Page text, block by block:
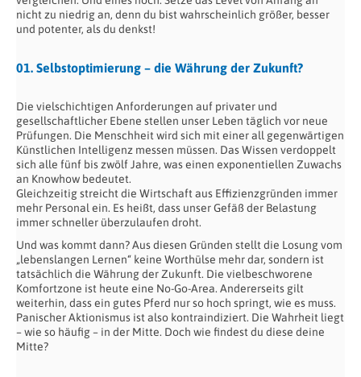
nicht zu niedrig an, denn du bist wahrscheinlich größer, besser
und potenter, als du denkst!
01. Selbstoptimierung – die Währung der Zukunft?
Die vielschichtigen Anforderungen auf privater und
gesellschaftlicher Ebene stellen unser Leben täglich vor neue
Prüfungen. Die Menschheit wird sich mit einer all gegenwärtigen
Künstlichen Intelligenz messen müssen. Das Wissen verdoppelt
sich alle fünf bis zwölf Jahre, was einen exponentiellen Zuwachs
an Knowhow bedeutet.
Gleichzeitig streicht die Wirtschaft aus Effizienzgründen immer
mehr Personal ein. Es heißt, dass unser Gefäß der Belastung
immer schneller überzulaufen droht.
Und was kommt dann? Aus diesen Gründen stellt die Losung vom
„lebenslangen Lernen“ keine Worthülse mehr dar, sondern ist
tatsächlich die Währung der Zukunft. Die vielbeschworene
Komfortzone ist heute eine No-Go-Area. Andererseits gilt
weiterhin, dass ein gutes Pferd nur so hoch springt, wie es muss.
Panischer Aktionismus ist also kontraindiziert. Die Wahrheit liegt
– wie so häufig – in der Mitte. Doch wie findest du diese deine
Mitte?